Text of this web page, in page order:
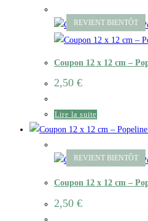
Coupon 12 x 12 cm –
2,50 €
Lire la suite
Coupon 12 x 12 cm –
2,50 €